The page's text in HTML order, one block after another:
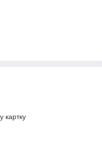
картку